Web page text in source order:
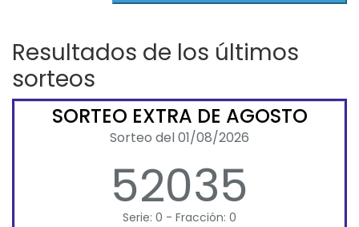
Resultados de los últimos
sorteos
SORTEO EXTRA DE AGOSTO
Sorteo del 01/08/2026
52035
Serie: 0 - Fracción: 0